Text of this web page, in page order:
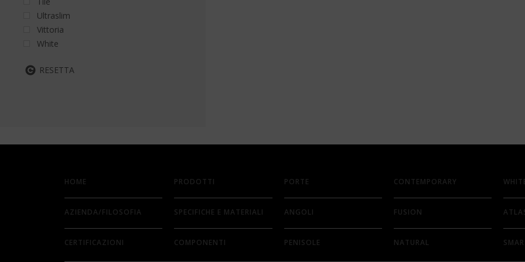
Ultraslim
Vittoria
White
RESETTA
HOME
AZIENDA/FILOSOFIA
CERTIFICAZIONI
PRODOTTI
SPECIFICHE E MATERIALI
COMPONENTI
PORTE
ANGOLI
PENISOLE
CONTEMPORARY
FUSION
NATURAL